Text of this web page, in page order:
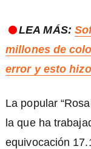
LEA MÁS:
millones de
error y esto
La popular
la que ha
equivocación